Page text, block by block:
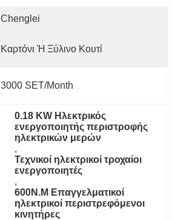
Chenglei
Καρτόνι Ή Ξύλινο Κουτί
3000 SET/Month
0.18 KW Ηλεκτρικός
ενεργοποιητής περιστροφής
ηλεκτρικών μερών
,
Τεχνικοί ηλεκτρικοί τροχαίοι
ενεργοποιητές
,
600N.M Επαγγελματικοί
ηλεκτρικοί περιστρεφόμενοι
κινητήρες